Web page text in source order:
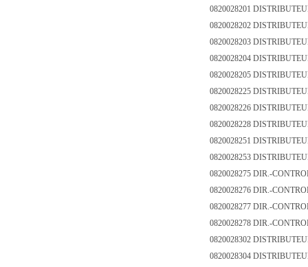
0820028201
0820028202
0820028203
0820028204
0820028205
0820028225
0820028226
0820028228
0820028251
0820028253
0820028275 DIR.-
0820028276 DIR.-
0820028277 DIR.-
0820028278 DIR.-
0820028302
0820028304